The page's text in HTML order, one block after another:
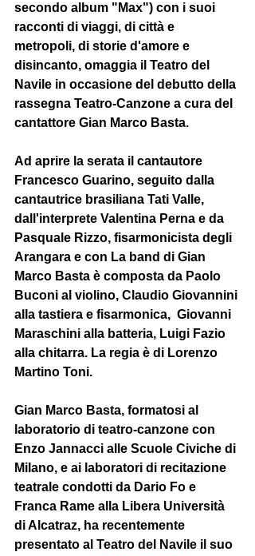
secondo album " Max") con i suoi
racconti di viaggi, di città e
metropoli, di storie d'amore e
disincanto, omaggia il Teatro del
Navile in occasione del debutto della
rassegna Teatro-Canzone a cura del
cantattore Gian Marco Basta.
Ad aprire la serata il cantautore
Francesco Guarino, seguito dalla
cantautrice brasiliana Tati Valle,
dall'interprete Valentina Perna e da
Pasquale Rizzo, fisarmonicista degli
Arangara e con La band di Gian
Marco Basta è composta da Paolo
Buconi al violino, Claudio Giovannini
alla tastiera e fisarmonica, Giovanni
Maraschini alla batteria, Luigi Fazio
alla chitarra. La regia è di Lorenzo
Martino Toni.
Gian Marco Basta, formatosi al
laboratorio di teatro-canzone con
Enzo Jannacci alle Scuole Civiche di
Milano, e ai laboratori di recitazione
teatrale condotti da Dario Fo e
Franca Rame alla Libera Università
di Alcatraz, ha recentemente
presentato al Teatro del Navile il suo